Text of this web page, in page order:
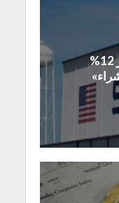
سهم سبيس إكس يقفز 12%